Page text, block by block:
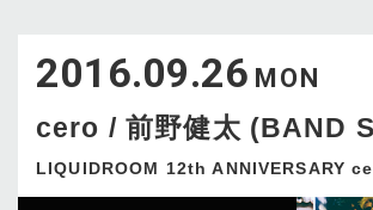
2
3 4 5
16
17 18 19 20
23
24 25 26 27
2016.09.26 MON
cero / 前野健太 (BAND
LIQUIDROOM 12th ANNIVERSARY